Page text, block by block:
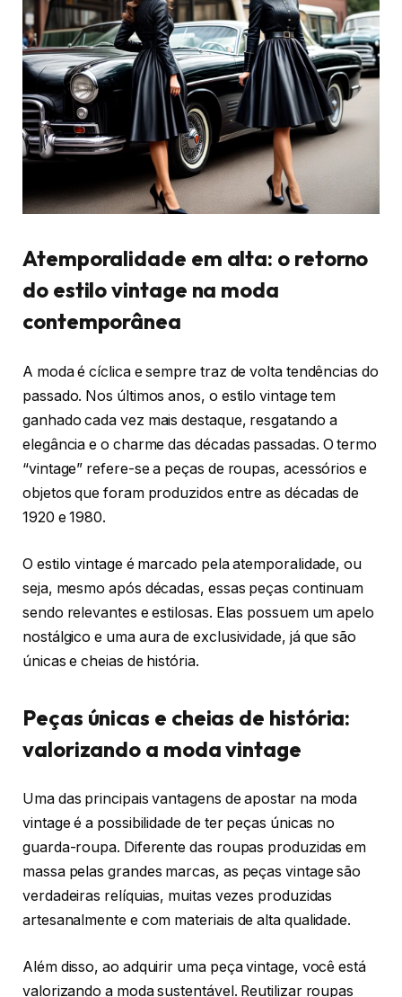
Atemporalidade em alta: o retorno
do estilo vintage na moda
contemporânea
A moda é cíclica e sempre traz de volta tendências do
passado. Nos últimos anos, o estilo vintage tem
ganhado cada vez mais destaque, resgatando a
elegância e o charme das décadas passadas. O termo
“vintage” refere-se a peças de roupas, acessórios e
objetos que foram produzidos entre as décadas de
1920 e 1980.
O estilo vintage é marcado pela atemporalidade, ou
seja, mesmo após décadas, essas peças continuam
sendo relevantes e estilosas. Elas possuem um apelo
nostálgico e uma aura de exclusividade, já que são
únicas e cheias de história.
Peças únicas e cheias de história:
valorizando a moda vintage
Uma das principais vantagens de apostar na moda
vintage é a possibilidade de ter peças únicas no
guarda-roupa. Diferente das roupas produzidas em
massa pelas grandes marcas, as peças vintage são
verdadeiras relíquias, muitas vezes produzidas
artesanalmente e com materiais de alta qualidade.
Além disso, ao adquirir uma peça vintage, você está
valorizando a moda sustentável. Reutilizar roupas